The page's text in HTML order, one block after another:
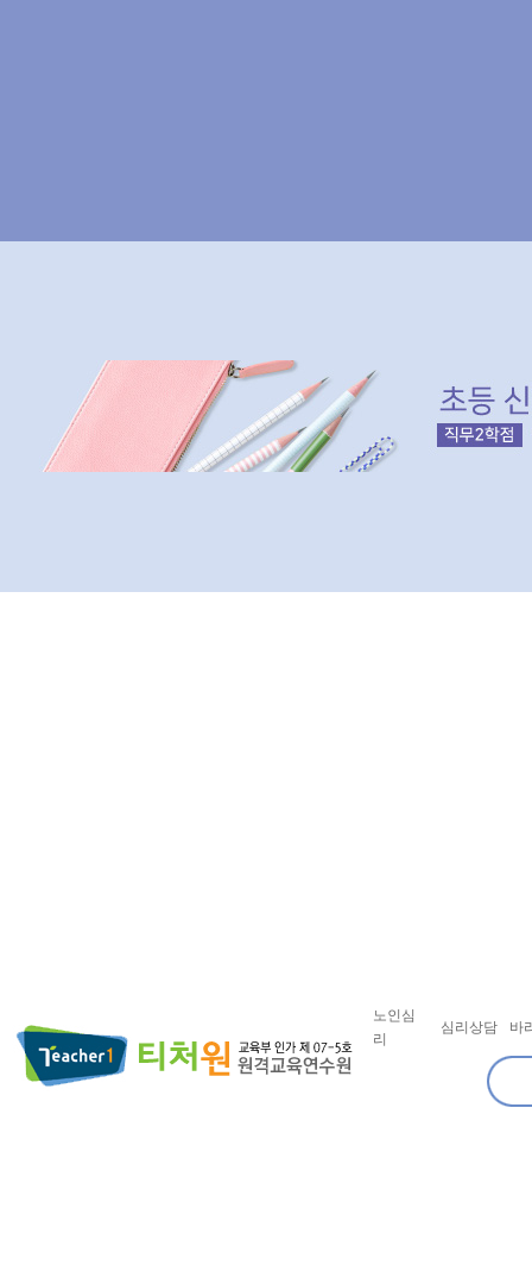
노인심
리
심리상담 바